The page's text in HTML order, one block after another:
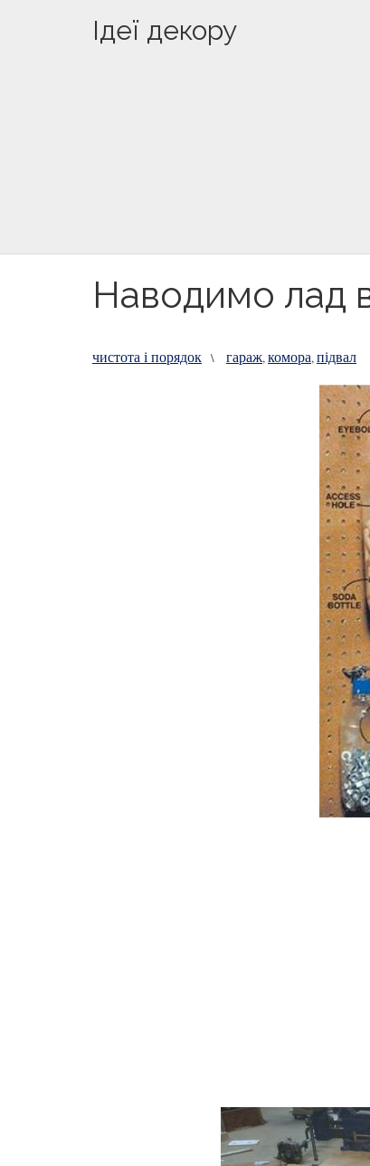
Ідеї декору
Наводимо лад в
чистота і порядок \ гараж,комора,підвал